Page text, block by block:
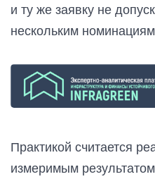
и ту же заявку не
нескольким
Практикой считается
измеримым